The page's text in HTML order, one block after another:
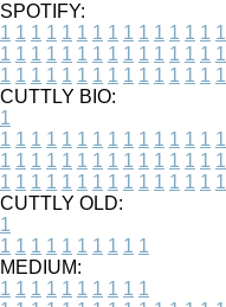
SPOTIFY:
1 1 1 1 1 1 1 1 1 1 1 1 1 1 1
1 1 1 1 1 1 1 1 1 1 1 1 1 1 1
1 1 1 1 1 1 1 1 1 1 1 1 1 1 1
CUTTLY BIO:
1
1 1 1 1 1 1 1 1 1 1 1 1 1 1 1
1 1 1 1 1 1 1 1 1 1 1 1 1 1 1
1 1 1 1 1 1 1 1 1 1 1 1 1 1 1
CUTTLY OLD:
1
1 1 1 1 1 1 1 1 1 1
MEDIUM:
1 1 1 1 1 1 1 1 1 1